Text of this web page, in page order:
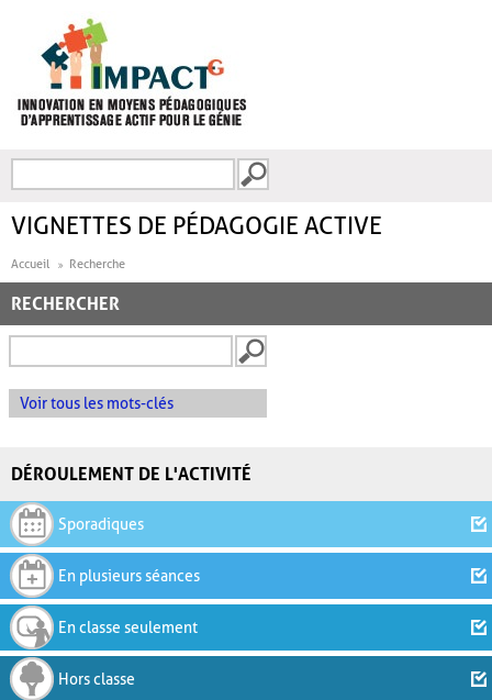
FORMULAIRE DE
VIGNETTES DE PÉDAGOGIE ACTIVE
Accueil Recherche
RECHERCHER
Voir tous les mots-clés
DÉROULEMENT DE L'ACTIVITÉ
Sporadiques
En plusieurs séances
En classe seulement
Hors classe